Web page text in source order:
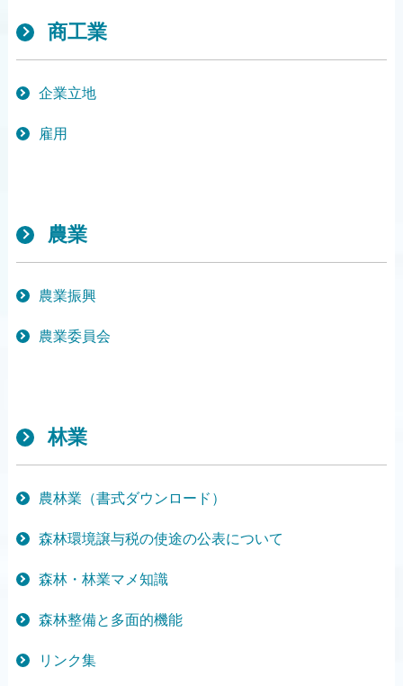
商工業
企業立地
雇用
農業
農業振興
農業委員会
林業
農林業（書式ダウンロード）
森林環境譲与税の使途の公表について
森林・林業マメ知識
森林整備と多面的機能
リンク集